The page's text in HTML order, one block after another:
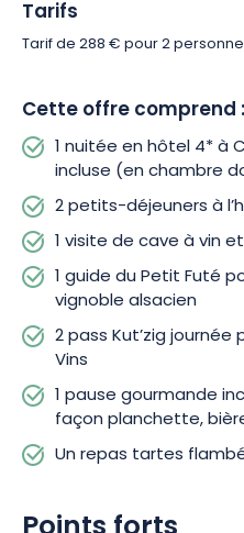
Tarifs
Tarif de 288 € pour 2
Cette offre comprend :
1 nuitée en hôtel 4* à
incluse (en chambre
2 petits-déjeuners à
1 visite de cave à vin
1 guide du Petit Futé
vignoble alsacien
2 pass Kut’zig journée
Vins
1 pause gourmande
façon planchette,
Un repas tartes